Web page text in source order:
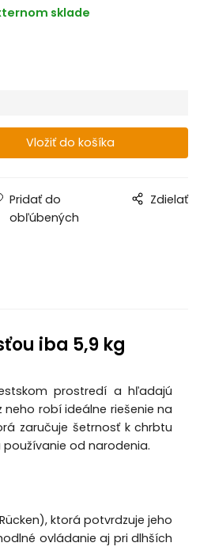
sklade
Pridať do
obľúbených
Zdielať
iba 5,9 kg
prostredí a hľadajú
robí ideálne riešenie na
zaručuje šetrnosť k chrbtu
od narodenia.
ktorá potvrdzuje jeho
ovládanie aj pri dlhších